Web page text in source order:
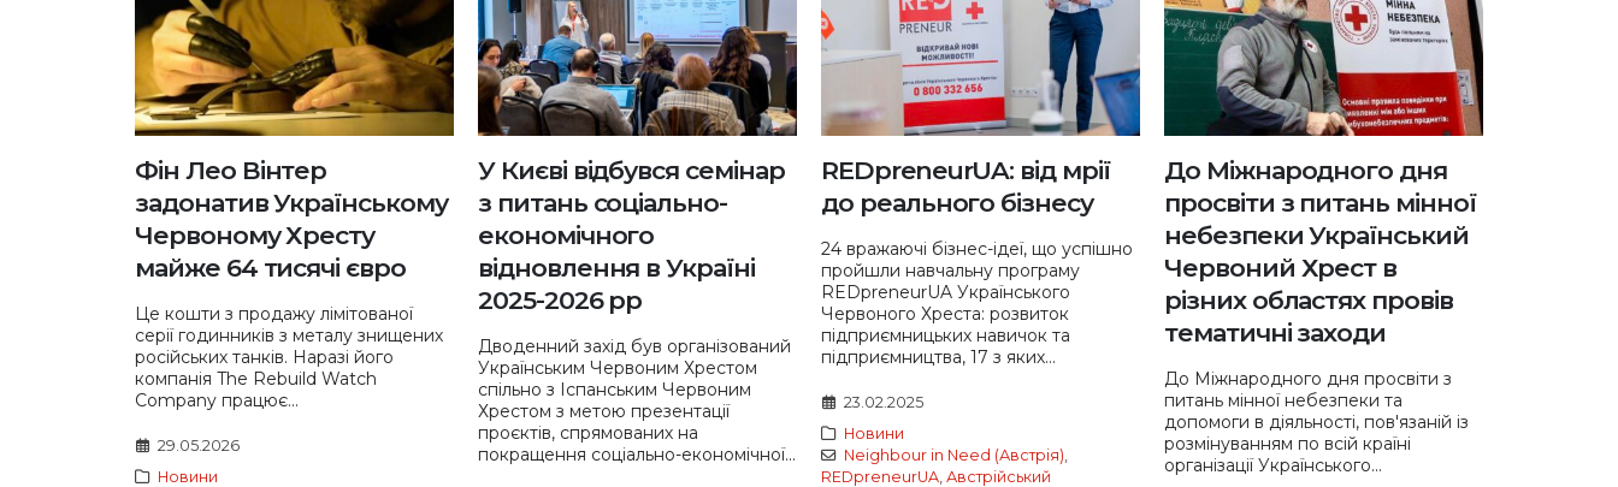
Фін Лео Вінтер
задонатив Українському
Червоному Хресту
майже 64 тисячі євро
Це кошти з продажу лімітованої
серії годинників з металу знищених
російських танків. Наразі його
компанія The Rebuild Watch
Company працює...
29.05.2026
Новини
У Києві відбувся семінар
з питань соціально-
економічного
відновлення в Україні
2025-2026 рр
Дводенний захід був організований
Українським Червоним Хрестом
спільно з Іспанським Червоним
Хрестом з метою презентації
проєктів, спрямованих на
покращення соціально-економічної...
REDpreneurUA: від мрії
до реального бізнесу
24 вражаючі бізнес-ідеї, що успішно
пройшли навчальну програму
REDpreneurUA Українського
Червоного Хреста: розвиток
підприємницьких навичок та
підприємництва, 17 з яких...
23.02.2025
Новини
Neighbour in Need (Австрія)
REDpreneurUA Австрійський
До Міжнародного дня
просвіти з питань мінної
небезпеки Український
Червоний Хрест в
різних областях провів
тематичні заходи
До Міжнародного дня просвіти з
питань мінної небезпеки та
допомоги в діяльності, пов'язаній із
розмінуванням по всій країні
організації Українського...